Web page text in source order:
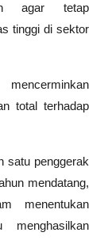
agar tetap
tinggi di sektor
total terhadap
satu penggerak
mendatang,
menentukan
menghasilkan